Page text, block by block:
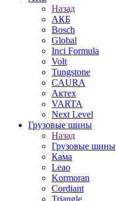
Назад
АКБ
Bosch
Global
Inci Formula
Volt
Tungstone
CAURA
Актех
VARTA
Next Level
Грузовые шины
Назад
Грузовые шины
Кама
Leao
Kormoran
Cordiant
Triangle